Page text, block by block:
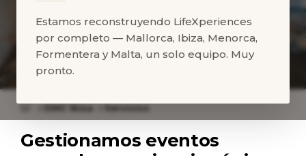
Estamos reconstruyendo LifeXperiences
por completo — Mallorca, Ibiza, Menorca,
Formentera y Malta, un solo equipo. Muy
pronto.
Nuestros servicios
DMC Ibiza Servicios
Gestionamos eventos